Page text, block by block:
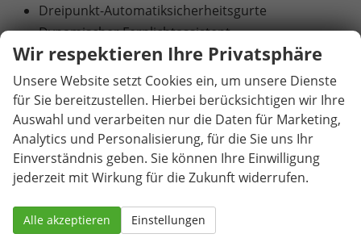
Dreipunkt-Automatiksicherheitsgurte
Dynamischer Fernlichtassistent
Einstiegsleisten in Edelstahl
Elektronische Parkbremse
Fahrlichtschaltung automatisch
Fahrprofilauswahl mit Luftfeder
Frontscheibe in Verbundsicherheitsglas
Fußgängerschutzmaßnahmen
Gepäckraumabdeckung mit elektr. Öffnung
IQ. Light - HD-Matrix-Scheinwerfer
ISOFIX-Halteösen
Wir respektieren Ihre Privatsphäre
Unsere Website setzt Cookies ein, um unsere Dienste
für Sie bereitzustellen. Hierbei berücksichtigen wir Ihre
Auswahl und verarbeiten nur die Daten für Marketing,
Analytics und Personalisierung, für die Sie uns Ihr
Einverständnis geben. Sie können Ihre Einwilligung
jederzeit mit Wirkung für die Zukunft widerrufen.
Alle akzeptieren Einstellungen